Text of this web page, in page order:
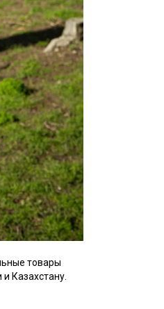
товары
Казахстану.